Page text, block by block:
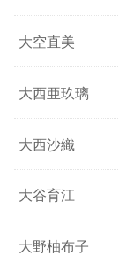
大空直美
大西亜玖璃
大西沙織
大谷育江
大野柚布子